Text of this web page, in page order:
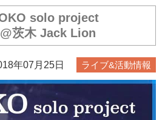
solo project
茨木 Jack Lion
年07月25日 ライブ&活動情報